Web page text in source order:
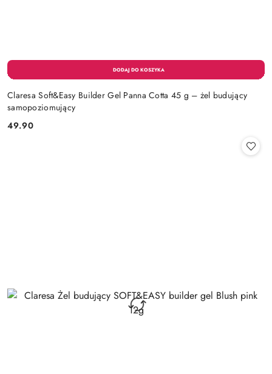
Claresa Soft&Easy Builder Gel Panna Cotta 45 g – żel budujący
samopoziomujący
Cena:
49.90